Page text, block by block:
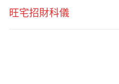
旺宅招財科儀